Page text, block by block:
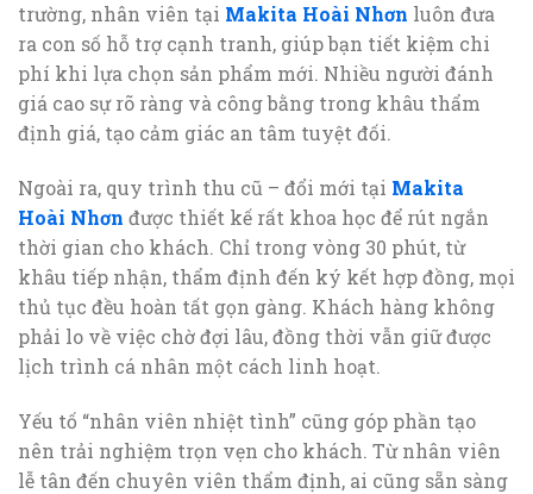
trường, nhân viên tại Makita Hoài Nhơn luôn đưa
ra con số hỗ trợ cạnh tranh, giúp bạn tiết kiệm chi
phí khi lựa chọn sản phẩm mới. Nhiều người đánh
giá cao sự rõ ràng và công bằng trong khâu thẩm
định giá, tạo cảm giác an tâm tuyệt đối.
Ngoài ra, quy trình thu cũ – đổi mới tại Makita
Hoài Nhơn được thiết kế rất khoa học để rút ngắn
thời gian cho khách. Chỉ trong vòng 30 phút, từ
khâu tiếp nhận, thẩm định đến ký kết hợp đồng, mọi
thủ tục đều hoàn tất gọn gàng. Khách hàng không
phải lo về việc chờ đợi lâu, đồng thời vẫn giữ được
lịch trình cá nhân một cách linh hoạt.
Yếu tố “nhân viên nhiệt tình” cũng góp phần tạo
nên trải nghiệm trọn vẹn cho khách. Từ nhân viên
lễ tân đến chuyên viên thẩm định, ai cũng sẵn sàng